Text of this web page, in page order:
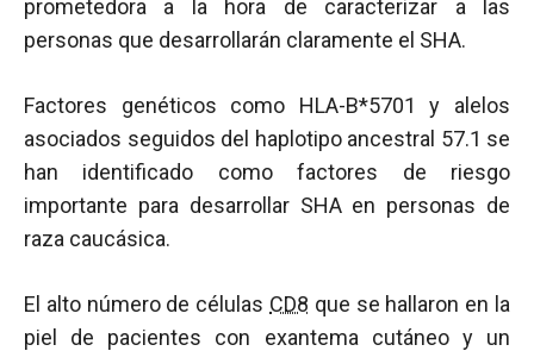
prometedora a la hora de caracterizar a las
personas que desarrollarán claramente el SHA.
Factores genéticos como HLA-B*5701 y alelos
asociados seguidos del haplotipo ancestral 57.1 se
han identificado como factores de riesgo
importante para desarrollar SHA en personas de
raza caucásica.
El alto número de células CD8 que se hallaron en la
piel de pacientes con exantema cutáneo y un